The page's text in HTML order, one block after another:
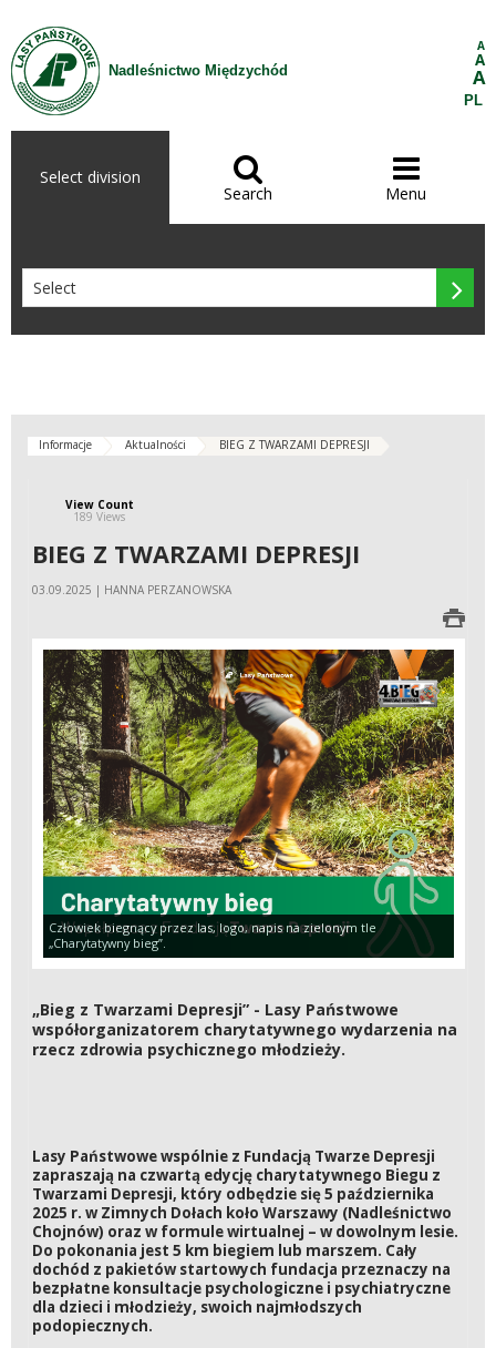
Skip to Content
Nadleśnictwo Międzychód
A
A
A
PL
Select division 
Search

Menu

Informacje Aktualności BIEG Z TWARZAMI DEPRESJI
View Count
189 Views
BIEG Z TWARZAMI DEPRESJI
03.09.2025 | HANNA PERZANOWSKA
Człowiek biegnący przez las, logo, napis na zielonym tle
„Charytatywny bieg”.
„Bieg z Twarzami Depresji” - Lasy Państwowe
współorganizatorem charytatywnego wydarzenia na
rzecz zdrowia psychicznego młodzieży.
Lasy Państwowe wspólnie z Fundacją Twarze Depresji
zapraszają na czwartą edycję charytatywnego Biegu z
Twarzami Depresji, który odbędzie się 5 października
2025 r. w Zimnych Dołach koło Warszawy (Nadleśnictwo
Chojnów) oraz w formule wirtualnej – w dowolnym lesie.
Do pokonania jest 5 km biegiem lub marszem. Cały
dochód z pakietów startowych fundacja przeznaczy na
bezpłatne konsultacje psychologiczne i psychiatryczne
dla dzieci i młodzieży, swoich najmłodszych
podopiecznych.